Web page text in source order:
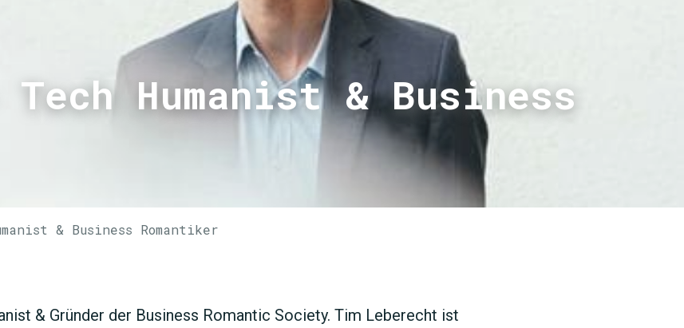
Humanist & Business
& Business Romantiker
& Gründer der Business Romantic Society. Tim Leberecht ist